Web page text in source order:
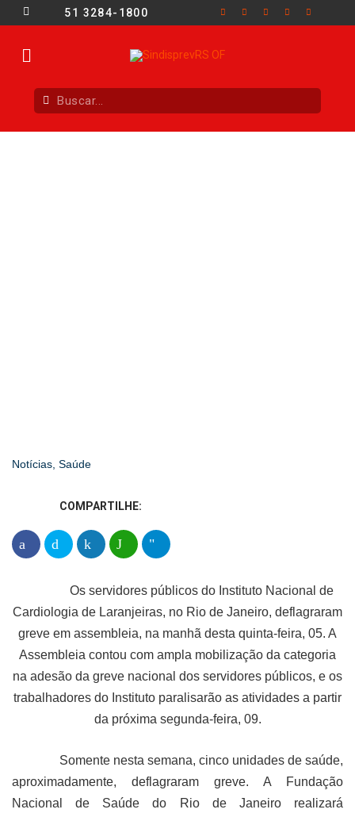
51 3284-1800
Notícias, Saúde
COMPARTILHE:
Os servidores públicos do Instituto Nacional de
Cardiologia de Laranjeiras, no Rio de Janeiro, deflagraram
greve em assembleia, na manhã desta quinta-feira, 05. A
Assembleia contou com ampla mobilização da categoria
na adesão da greve nacional dos servidores públicos, e os
trabalhadores do Instituto paralisarão as atividades a partir
da próxima segunda-feira, 09.
Somente nesta semana, cinco unidades de saúde,
aproximadamente, deflagraram greve. A Fundação
Nacional de Saúde do Rio de Janeiro realizará